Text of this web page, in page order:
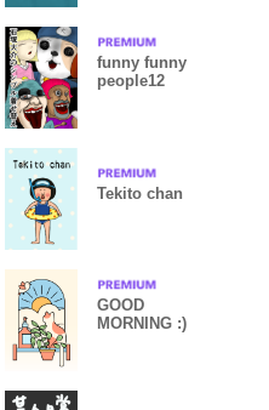
funny funny
people12
Tekito chan
GOOD
MORNING :)